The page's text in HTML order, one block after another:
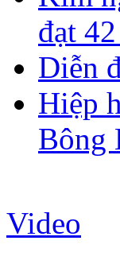
đạt
Diễn
Hiệp
Bông
Video